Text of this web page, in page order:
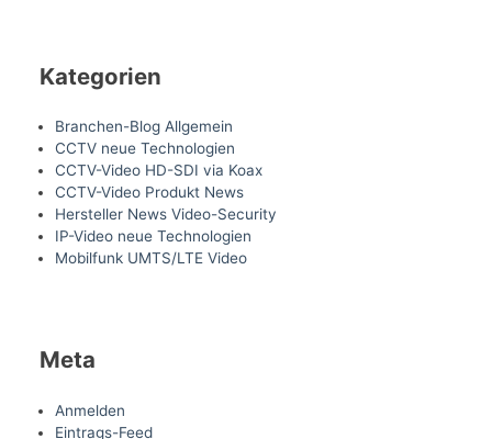
Kategorien
Branchen-Blog Allgemein
CCTV neue Technologien
CCTV-Video HD-SDI via Koax
CCTV-Video Produkt News
Hersteller News Video-Security
IP-Video neue Technologien
Mobilfunk UMTS/LTE Video
Meta
Anmelden
Eintrags-Feed